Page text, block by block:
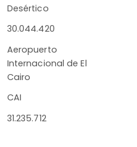
Desértico
30.044.420
Aeropuerto
Internacional de El
Cairo
CAI
31.235.712